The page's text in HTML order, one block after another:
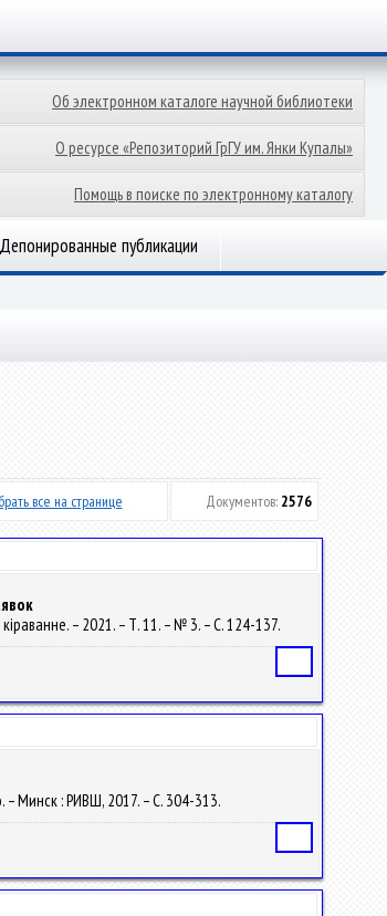
Об электронном каталоге научной библиотеки
О ресурсе «Репозиторий ГрГУ им. Янки Купалы»
Помощь в поиске по электронному каталогу
Депонированные публикации
все на странице Документов: 2576
– 2021. – Т. 11. – № 3. – С. 124-137.
– Минск : РИВШ, 2017. – С. 304-313.